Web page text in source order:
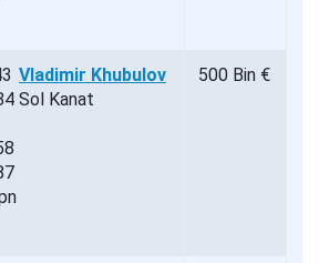
Vladimir Khubulov
Sol Kanat
500 Bin €